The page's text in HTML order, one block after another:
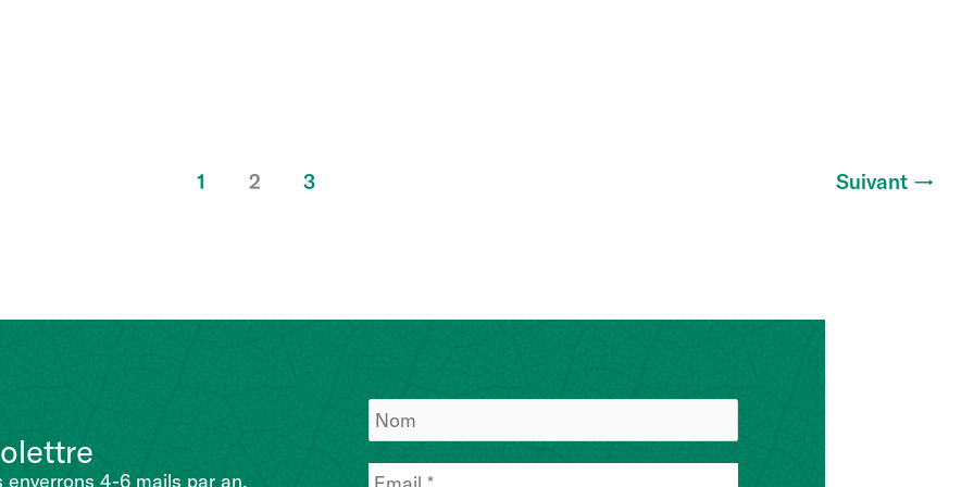
1 2 3 Suivant →
4-6 mails par an.